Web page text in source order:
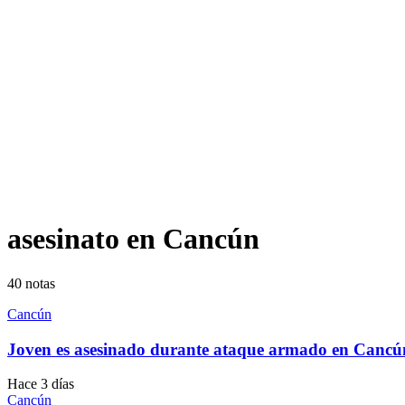
asesinato en Cancún
40 notas
Cancún
Joven es asesinado durante ataque armado en
Hace 3 días
Cancún